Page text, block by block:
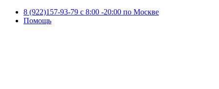
8 (922)157-93-79 c 8:00 -20:00 по Москве
Помощь